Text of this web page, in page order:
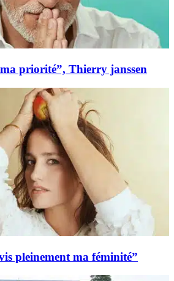
priorité”, Thierry janssen
pleinement ma féminité”